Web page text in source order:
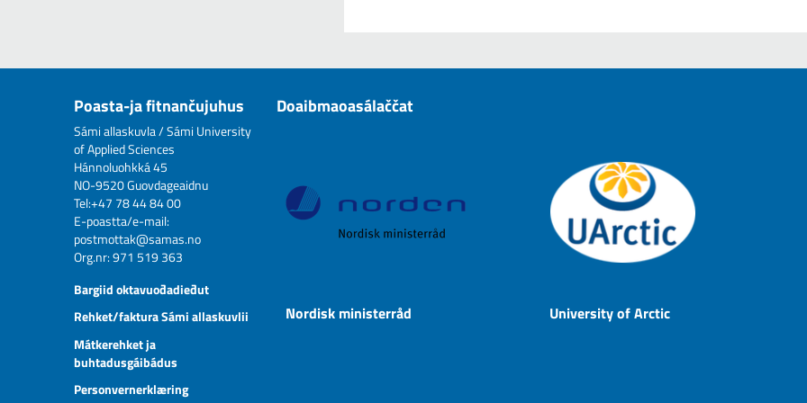
Poasta-ja fitnančujuhus
Sámi allaskuvla / Sámi University
of Applied Sciences
Hánnoluohkká 45
NO-9520 Guovdageaidnu
Tel:+47 78 44 84 00
E-poastta/e-mail:
postmottak@samas.no
Org.nr: 971 519 363
Bargiid oktavuođadieđut
Rehket/faktura Sámi allaskuvlii
Mátkerehket ja
buhtadusgáibádus
Personvernerklæring
Doaibmaoasálaččat
Nordisk ministerråd University of Arctic